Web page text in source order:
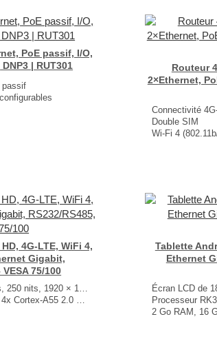
PoE passif, I/O,
| RUT301
passif
Routeur
2×Ethernet,
Connectivité
Double SIM
Wi-Fi 4
...
4G-LTE, WiFi 4,
Gigabit,
VESA 75/100
Écran LCD TFT de 23,8 pouces, 250 nits, 1920 × 1080 px
Processeur RK3568 Quad-core 4x Cortex-A55 2.0 GHz
Tablette
Ethernet
Écran LCD de
Processeur
2 Go RAM, 16